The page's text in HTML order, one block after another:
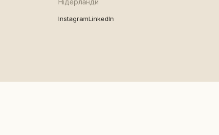
InstagramLinkedIn